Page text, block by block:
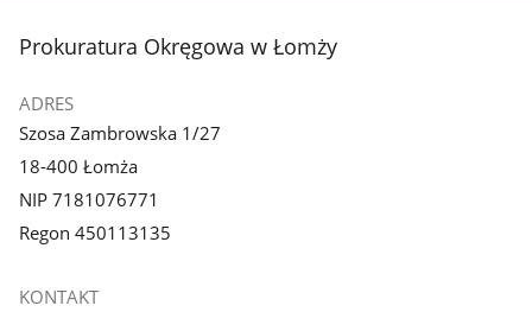
stopka
Prokuratura Okręgowa w Łomży
ADRES
Szosa Zambrowska 1/27
18-400 Łomża
NIP 7181076771
Regon 450113135
KONTAKT